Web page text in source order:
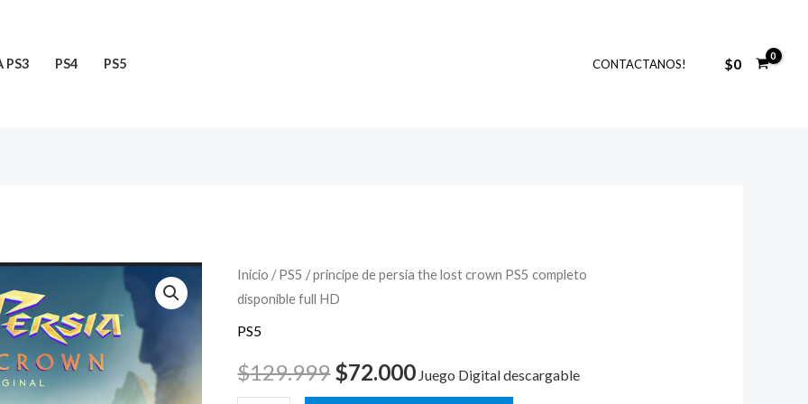
PS3 PS4 PS5 CONTACTANOS! $0
Inicio /PS5 / principe de persia the lost crown PS5 completo
disponible full HD
PS5
$129.999
El
original
$72.000
El
Juego Digital descargable
principe
de
persia
lost